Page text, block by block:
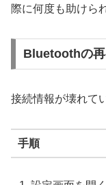
際に何度も助けら
Bluetoothの再
接続情報が壊れて
手順